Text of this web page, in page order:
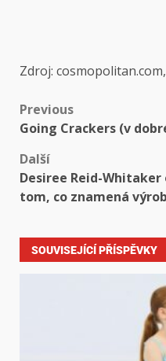
Zdroj:
Previous
Going Crackers (v
Další
Desiree Reid-Whitaker
tom, co znamená
SOUVISEJÍCÍ PŘÍSPĚVKY